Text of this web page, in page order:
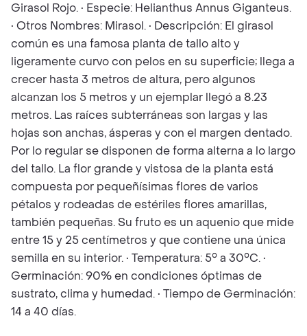
Girasol Rojo. • Especie: Helianthus Annus Giganteus.
• Otros Nombres: Mirasol. • Descripción: El girasol
común es una famosa planta de tallo alto y
ligeramente curvo con pelos en su superficie; llega a
crecer hasta 3 metros de altura, pero algunos
alcanzan los 5 metros y un ejemplar llegó a 8.23
metros. Las raíces subterráneas son largas y las
hojas son anchas, ásperas y con el margen dentado.
Por lo regular se disponen de forma alterna a lo largo
del tallo. La flor grande y vistosa de la planta está
compuesta por pequeñísimas flores de varios
pétalos y rodeadas de estériles flores amarillas,
también pequeñas. Su fruto es un aquenio que mide
entre 15 y 25 centímetros y que contiene una única
semilla en su interior. • Temperatura: 5° a 30°C. •
Germinación: 90% en condiciones óptimas de
sustrato, clima y humedad. • Tiempo de Germinación:
14 a 40 días.